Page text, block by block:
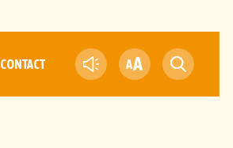
CONTACT AA